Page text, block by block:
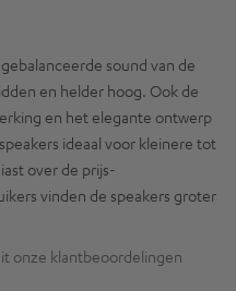
sound van de
en helder hoog. Ook de
en het elegante ontwerp
ideaal voor kleinere tot
over de prijs-
vinden de speakers groter
onze klantbeoordelingen